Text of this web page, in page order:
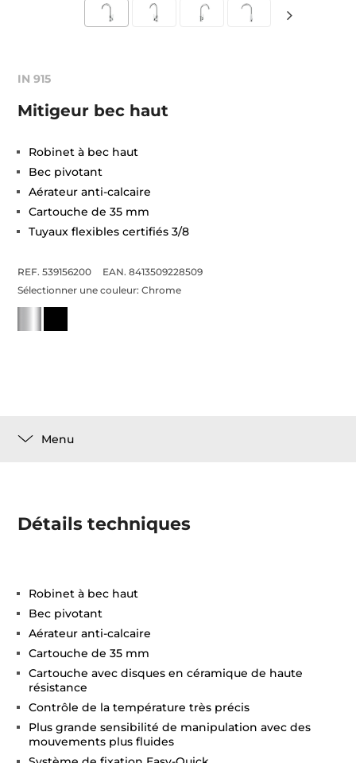
IN 915
Mitigeur bec haut
Robinet à bec haut
Bec pivotant
Aérateur anti-calcaire
Cartouche de 35 mm
Tuyaux flexibles certifiés 3/8
REF. 539156200
EAN. 8413509228509
Sélectionner une couleur:Chrome
Menu
Détails techniques
Robinet à bec haut
Bec pivotant
Aérateur anti-calcaire
Cartouche de 35 mm
Cartouche avec disques en céramique de haute
résistance
Contrôle de la température très précis
Plus grande sensibilité de manipulation avec des
mouvements plus fluides